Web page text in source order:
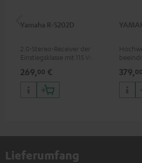
Yamaha R-S202D
2.0-Stereo-Receiver der
Einstiegsklasse mit 115 Watt
kHz, 0.7 % THD)
269,00 € 379,00
Lieferumfang